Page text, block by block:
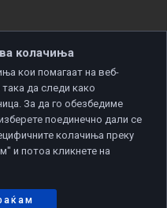
за колачиња
колачиња
кои помагаат на веб-
да следи како
За да го обезбедиме
поединечно дали се
колачиња преку
и потоа кликнете на